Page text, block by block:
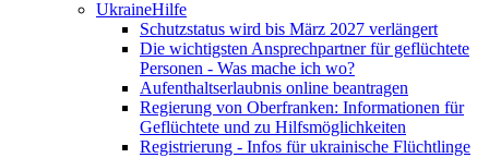
UkraineHilfe
Schutzstatus wird bis März 2027 verlängert
Die wichtigsten Ansprechpartner für geflüchtete
Personen - Was mache ich wo?
Aufenthaltserlaubnis online beantragen
Regierung von Oberfranken: Informationen für
Geflüchtete und zu Hilfsmöglichkeiten
Registrierung - Infos für ukrainische Flüchtlinge